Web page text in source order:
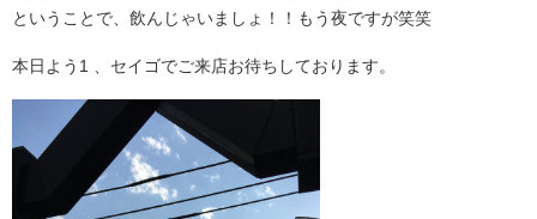
ということで、飲んじゃいましょ！！もう夜ですが笑笑
本日よう1 、セイゴでご来店お待ちしております。